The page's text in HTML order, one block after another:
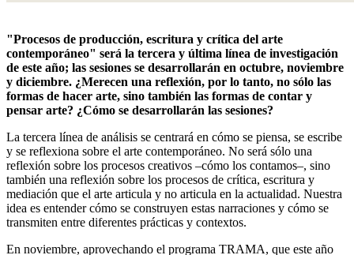
"Procesos de producción, escritura y crítica del arte
contemporáneo" será la tercera y última línea de investigación
de este año; las sesiones se desarrollarán en octubre, noviembre
y diciembre. ¿Merecen una reflexión, por lo tanto, no sólo las
formas de hacer arte, sino también las formas de contar y
pensar arte? ¿Cómo se desarrollarán las sesiones?
La tercera línea de análisis se centrará en cómo se piensa, se escribe
y se reflexiona sobre el arte contemporáneo. No será sólo una
reflexión sobre los procesos creativos –cómo los contamos–, sino
también una reflexión sobre los procesos de crítica, escritura y
mediación que el arte articula y no articula en la actualidad. Nuestra
idea es entender cómo se construyen estas narraciones y cómo se
transmiten entre diferentes prácticas y contextos.
En noviembre, aprovechando el programa TRAMA, que este año